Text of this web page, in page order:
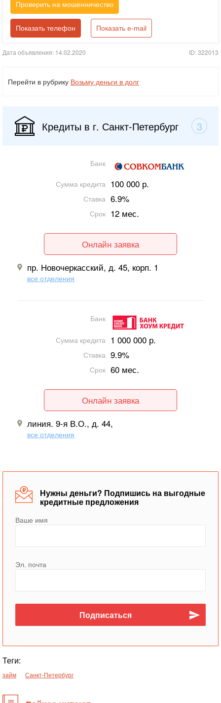
Проверить на мошенничество
Показать телефон Показать e-mail
Дата объявления: 14.02.2020 ID: 322013
Перейти в рубрику Возьму деньги в долг
Кредиты в г. Санкт-Петербург 3
Банк
Сумма кредита 100 000 р.
Ставка 6.9%
Срок 12 мес.
Онлайн заявка
пр. Новочеркасский, д. 45, корп. 1
все отделения
Банк
Сумма кредита 1 000 000 р.
Ставка 9.9%
Срок 60 мес.
Онлайн заявка
линия. 9-я В.О., д. 44,
все отделения
Нужны деньги? Подпишись на выгодные
кредитные предложения
Ваше имя
Эл. почта
Теги:
займ Санкт-Петербург